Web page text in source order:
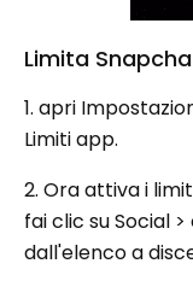
Limita
1. apri
Limiti app.
2. Ora attiva i
fai clic su Social
dall'elenco a